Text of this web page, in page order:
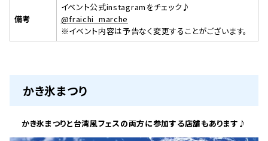
備考
イベント公式instagramをチェック♪
@fraichi_marche
※イベント内容は予告なく変更することがございます。
かき氷まつり
かき氷まつりと台湾風フェスの両方に参加する店舗もあります♪